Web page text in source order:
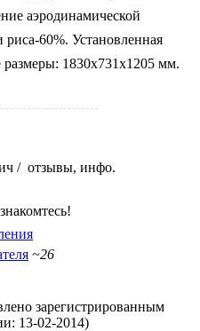
аэродинамической
60%. Установленная
1830х731х1205 мм.
/ отзывы, инфо.
~26
зарегистрированным
13-02-2014)